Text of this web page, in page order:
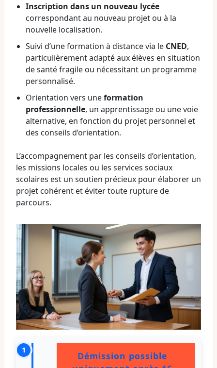
Inscription dans un nouveau lycée
correspondant au nouveau projet ou à la
nouvelle localisation.
Suivi d’une formation à distance via le CNED,
particulièrement adapté aux élèves en situation
de santé fragile ou nécessitant un programme
personnalisé.
Orientation vers uneformation
professionnelle, un apprentissage ou une voie
alternative, en fonction du projet personnel et
des conseils d’orientation.
L’accompagnement par les conseils d’orientation,
les missions locales ou les services sociaux
scolaires est un soutien précieux pour élaborer un
projet cohérent et éviter toute rupture de
parcours.
Démission possible